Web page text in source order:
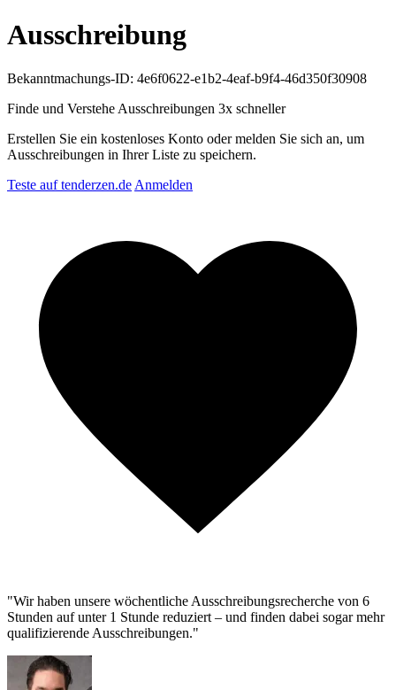
Ausschreibung
Bekanntmachungs-ID: 4e6f0622-e1b2-4eaf-b9f4-46d350f30908
Finde und Verstehe Ausschreibungen 3x schneller
Erstellen Sie ein kostenloses Konto oder melden Sie sich an, um
Ausschreibungen in Ihrer Liste zu speichern.
Teste auf tenderzen.de Anmelden
"Wir haben unsere wöchentliche Ausschreibungsrecherche von 6
Stunden auf unter 1 Stunde reduziert – und finden dabei sogar mehr
qualifizierende Ausschreibungen."